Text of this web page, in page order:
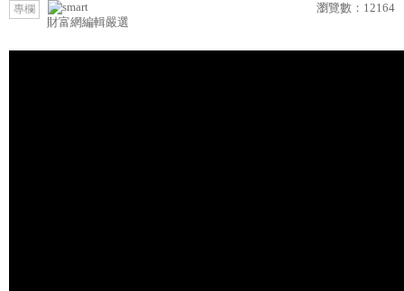
專欄
財富網編輯嚴選
瀏覽數： 12164